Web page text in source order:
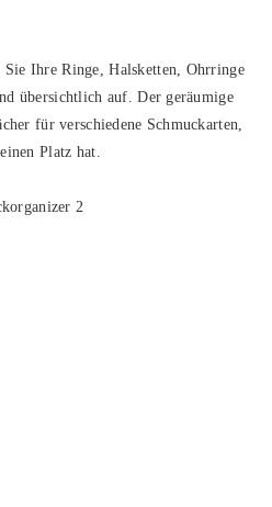
Sie Ihre Ringe, Halsketten, Ohrringe
übersichtlich auf. Der geräumige
für verschiedene Schmuckarten,
Platz hat.